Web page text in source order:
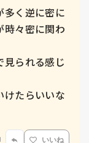
多く逆に密に
時々密に関わ
られる感じ
けたらいいな
いいね